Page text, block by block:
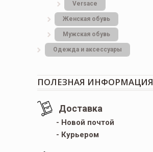
Versace
Женская обувь
Мужская обувь
Одежда и аксессуары
ПОЛЕЗНАЯ ИНФОРМАЦИЯ
Доставка
- Новой почтой
- Курьером